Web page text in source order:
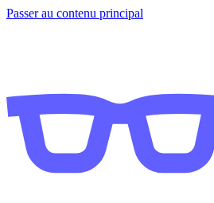
Passer au contenu principal